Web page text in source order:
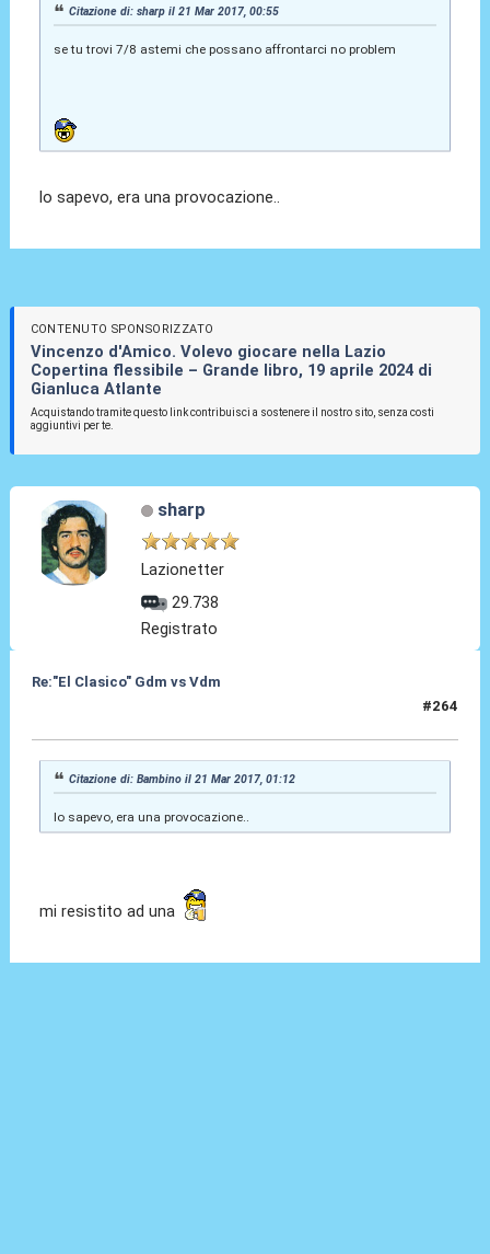
Citazione di: sharp il 21 Mar 2017, 00:55
se tu trovi 7/8 astemi che possano affrontarci no problem
lo sapevo, era una provocazione..
CONTENUTO SPONSORIZZATO
Vincenzo d'Amico. Volevo giocare nella Lazio
Copertina flessibile – Grande libro, 19 aprile 2024 di
Gianluca Atlante
Acquistando tramite questo link contribuisci a sostenere il nostro sito, senza costi
aggiuntivi per te.
sharp
Lazionetter
29.738
Registrato
Re:"El Clasico" Gdm vs Vdm
#264
Citazione di: Bambino il 21 Mar 2017, 01:12
lo sapevo, era una provocazione..
mi resistito ad una